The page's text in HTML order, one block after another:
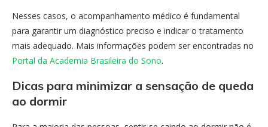
Nesses casos, o acompanhamento médico é fundamental
para garantir um diagnóstico preciso e indicar o tratamento
mais adequado. Mais informações podem ser encontradas no
Portal da Academia Brasileira do Sono.
Dicas para minimizar a sensação de queda
ao dormir